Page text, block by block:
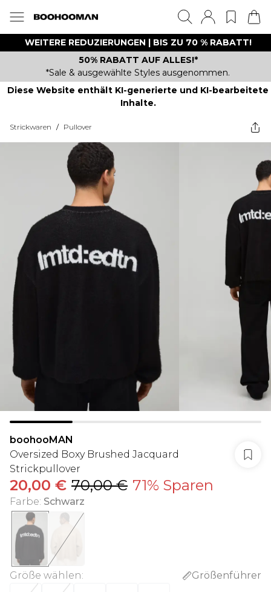
WEITERE REDUZIERUNGEN | BIS ZU 70 % RABATT!
50% RABATT AUF ALLES!*
*Sale & ausgewählte Styles ausgenommen.
Diese Website enthält KI-generierte und KI-bearbeitete
Inhalte.
Strickwaren / Pullover
boohooMAN
Oversized Boxy Brushed Jacquard
Strickpullover
20,00 € 70,00 € 71% Sparen
Farbe: Schwarz
Größe wählen:
Größenführer